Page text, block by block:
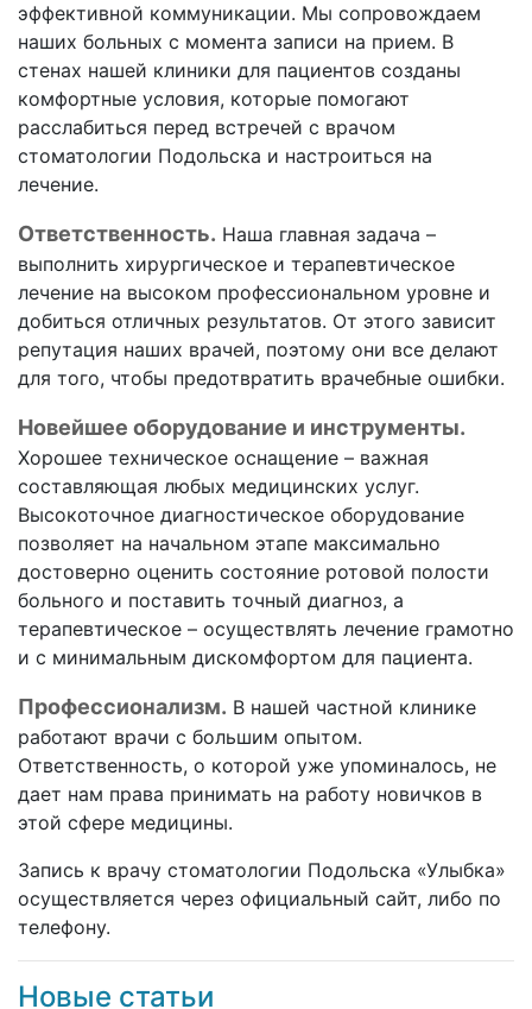
эффективной коммуникации. Мы сопровождаем
наших больных с момента записи на прием. В
стенах нашей клиники для пациентов созданы
комфортные условия, которые помогают
расслабиться перед встречей с врачом
стоматологии Подольска и настроиться на
лечение.
Ответственность. Наша главная задача –
выполнить хирургическое и терапевтическое
лечение на высоком профессиональном уровне и
добиться отличных результатов. От этого зависит
репутация наших врачей, поэтому они все делают
для того, чтобы предотвратить врачебные ошибки.
Новейшее оборудование и инструменты.
Хорошее техническое оснащение – важная
составляющая любых медицинских услуг.
Высокоточное диагностическое оборудование
позволяет на начальном этапе максимально
достоверно оценить состояние ротовой полости
больного и поставить точный диагноз, а
терапевтическое – осуществлять лечение грамотно
и с минимальным дискомфортом для пациента.
Профессионализм. В нашей частной клинике
работают врачи с большим опытом.
Ответственность, о которой уже упоминалось, не
дает нам права принимать на работу новичков в
этой сфере медицины.
Запись к врачу стоматологии Подольска «Улыбка»
осуществляется через официальный сайт, либо по
телефону.
Новые статьи